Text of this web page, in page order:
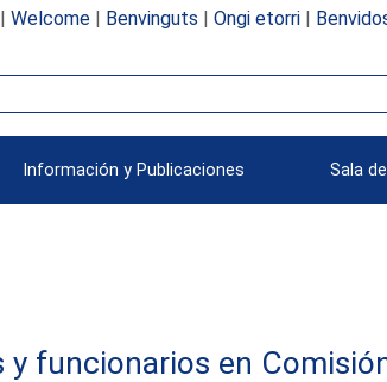
Welcome| Benvinguts | Ongi etorri|
Información y Publicaciones Sala
funcionarios en